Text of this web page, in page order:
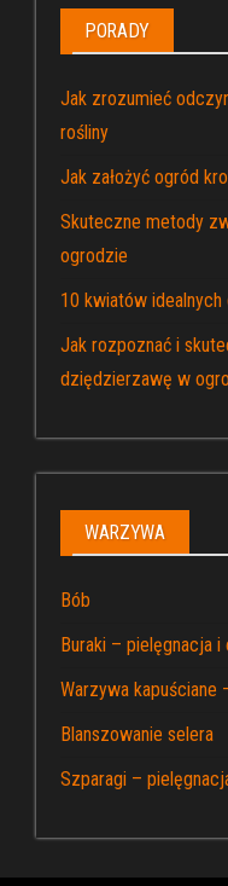
PORADY
Jak zrozumieć
rośliny
Jak założyć ogród
Skuteczne metody
ogrodzie
10 kwiatów
Jak rozpoznać i
dziędzierzawę w
WARZYWA
Bób
Buraki – pielęgnacja i
Warzywa kapuściane
Blanszowanie selera
Szparagi –